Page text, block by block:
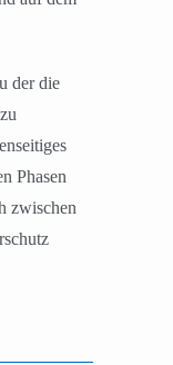
der die
Phasen
zwischen